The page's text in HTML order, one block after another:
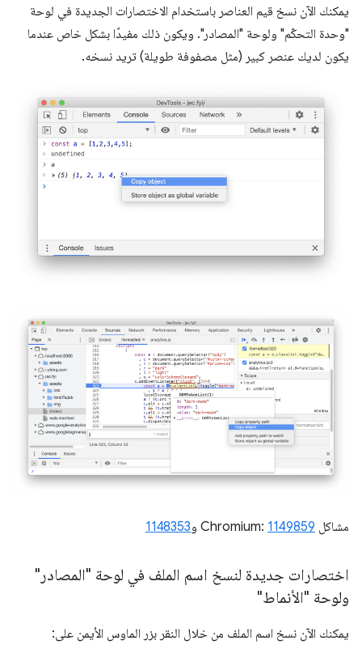
يمكنك الآن نسخ قيم العناصر باستخدام الاختصارات الجديدة في لوحة
"وحدة التحكّم" ولوحة "المصادر". ويكون ذلك مفيدًا بشكل خاص عندما
يكون لديك عنصر كبير (مثل مصفوفة طويلة) تريد نسخه.
مشاكل Chromium: 1149859 و1148353
اختصارات جديدة لنسخ اسم الملف في لوحة "المصادر"
ولوحة "الأنماط"
يمكنك الآن نسخ اسم الملف من خلال النقر بزر الماوس الأيمن على: